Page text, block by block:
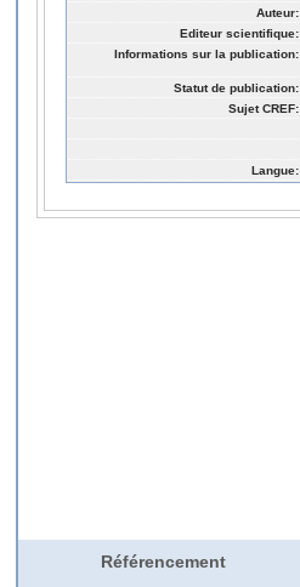
Auteur:
Editeur scientifique:
Informations sur la publication:
Statut de publication:
Sujet CREF:
Langue:
Référencement